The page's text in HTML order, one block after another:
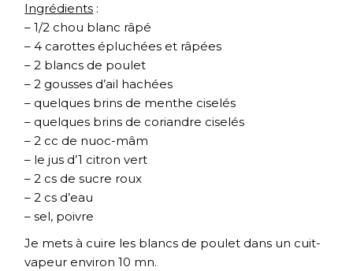
Ingrédients :
– 1/2 chou blanc râpé
– 4 carottes épluchées et râpées
– 2 blancs de poulet
– 2 gousses d’ail hachées
– quelques brins de menthe ciselés
– quelques brins de coriandre ciselés
– 2 cc de nuoc-mâm
– le jus d’1 citron vert
– 2 cs de sucre roux
– 2 cs d’eau
– sel, poivre
Je mets à cuire les blancs de poulet dans un cuit-
vapeur environ 10 mn.